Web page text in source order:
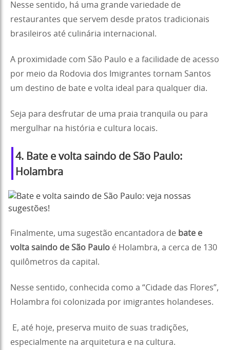
Nesse sentido, há uma grande variedade de
restaurantes que servem desde pratos tradicionais
brasileiros até culinária internacional.
A proximidade com São Paulo e a facilidade de acesso
por meio da Rodovia dos Imigrantes tornam Santos
um destino de bate e volta ideal para qualquer dia.
Seja para desfrutar de uma praia tranquila ou para
mergulhar na história e cultura locais.
4. Bate e volta saindo de São Paulo:
Holambra
Finalmente, uma sugestão encantadora de bate e
volta saindo de São Paulo é Holambra, a cerca de 130
quilômetros da capital.
Nesse sentido, conhecida como a “Cidade das Flores”,
Holambra foi colonizada por imigrantes holandeses.
E, até hoje, preserva muito de suas tradições,
especialmente na arquitetura e na cultura.